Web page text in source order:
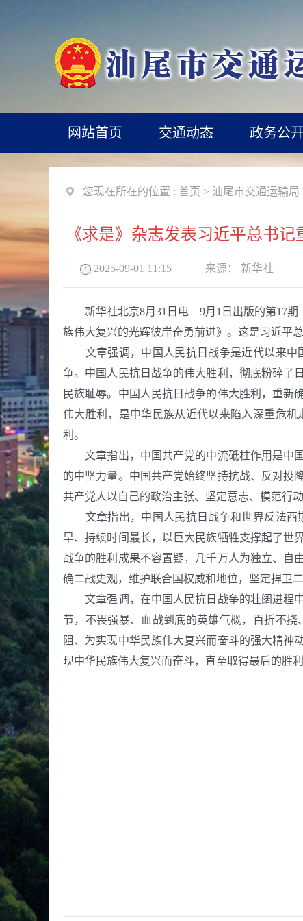
网站首页 交通动态 政务公开
您现在所在的位置 : 首页 > 汕尾市交通运输局
《求是》杂志发表习近平总书
2025-09-01 11:15 来源： 新华社
新华社北京8月31日电 9月1日出版的第17期《
族伟大复兴的光辉彼岸奋勇前进》。这是习近平
文章强调，中国人民抗日战争是近代以来中
争。中国人民抗日战争的伟大胜利，彻底粉碎了
民族耻辱。中国人民抗日战争的伟大胜利，重
伟大胜利，是中华民族从近代以来陷入深重危
利。
文章指出，中国共产党的中流砥柱作用是中国
的中坚力量。中国共产党始终坚持抗战、反对投
共产党人以自己的政治主张、坚定意志、模范行
文章指出，中国人民抗日战争和世界反法西
早、持续时间最长，以巨大民族牺牲支撑起了世
战争的胜利成果不容置疑，几千万人为独立、自
确二战史观，维护联合国权威和地位，坚定捍卫二
文章强调，在中国人民抗日战争的壮阔进程中
节，不畏强暴、血战到底的英雄气概，百折不
阻、为实现中华民族伟大复兴而奋斗的强大精神
现中华民族伟大复兴而奋斗，直至取得最后的胜利